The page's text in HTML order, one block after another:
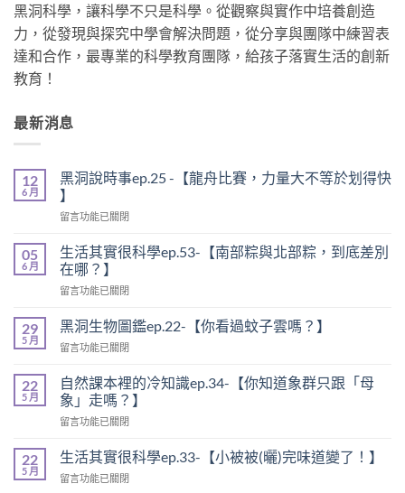
黑洞科學，讓科學不只是科學。從觀察與實作中培養創造
力，從發現與探究中學會解決問題，從分享與團隊中練習表
達和合作，最專業的科學教育團隊，給孩子落實生活的創新
教育！
最新消息
12
6 月
黑洞說時事ep.25 -【龍舟比賽，力量大不等於划得快
】
留言功能已關閉
05
6 月
生活其實很科學ep.53-【南部粽與北部粽，到底差別
在哪？】
留言功能已關閉
29
5 月
黑洞生物圖鑑ep.22-【你看過蚊子雲嗎？】
留言功能已關閉
22
5 月
自然課本裡的冷知識ep.34-【你知道象群只跟「母
象」走嗎？】
留言功能已關閉
22
5 月
生活其實很科學ep.33-【小被被(曬)完味道變了！】
留言功能已關閉